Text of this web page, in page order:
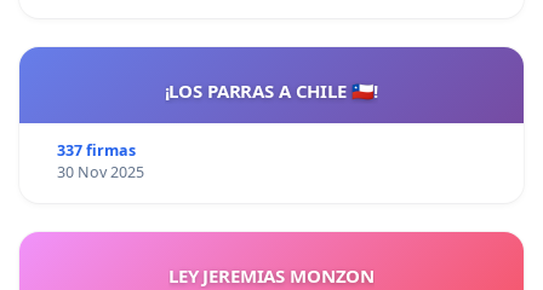
¡LOS PARRAS A CHILE 🇨🇱!
337 firmas
30 Nov 2025
LEY JEREMIAS MONZON